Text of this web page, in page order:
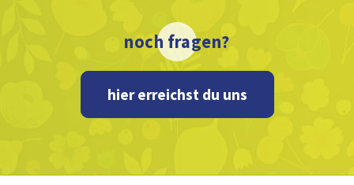
noch fragen?
hier erreichst du uns